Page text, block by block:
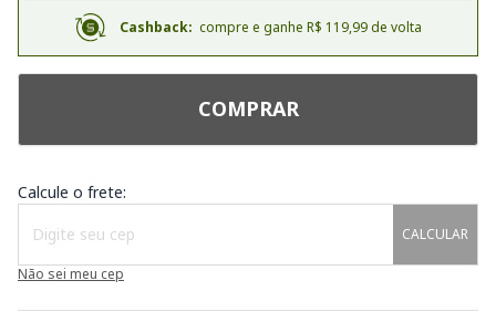
Cashback: compre e ganhe R$ 119,99 de volta
COMPRAR
Calcule o frete:
CALCULAR
Não sei meu cep